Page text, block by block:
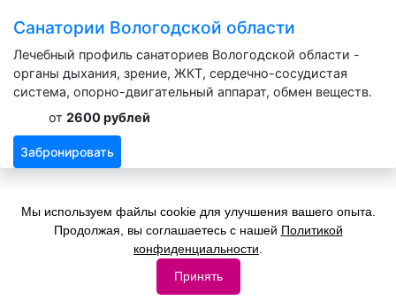
Санатории Вологодской области
Лечебный профиль санаториев Вологодской области -
органы дыхания, зрение, ЖКТ, сердечно-сосудистая
система, опорно-двигательный аппарат, обмен веществ.
от 2600 рублей
Забронировать
Санатории Марий Эл
Лечебный профиль санаториев Марий Эл - органы
Мы используем файлы cookie для улучшения вашего опыта.
Продолжая, вы соглашаетесь с нашей Политикой
конфиденциальности
Принять